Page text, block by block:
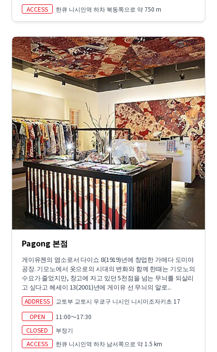
ACCESS
한큐 니시인역 하차 북동쪽으로 약 750 m
Pagong 본점
게이유젠의 염소로서 다이쇼 8(1919)년에 창업한 가메다 도미야
공장. 기모노에서 옷으로의 시대의 변화와 함께 한때는 기모노의
수요가 줄었지만, 창고에 자고 있던 5천점을 넘는 무늬를 되살리
고 싶다고 헤세이 13(2001)년에 게이유 선 무늬의 알로...
ADDRESS
교토부 교토시 우쿄구 니시인 니시미조자키초 17
OPEN
11:00～17:30
CLOSED
부정기
ACCESS
한큐 니시인역 하차 남서쪽으로 약 1.5 km